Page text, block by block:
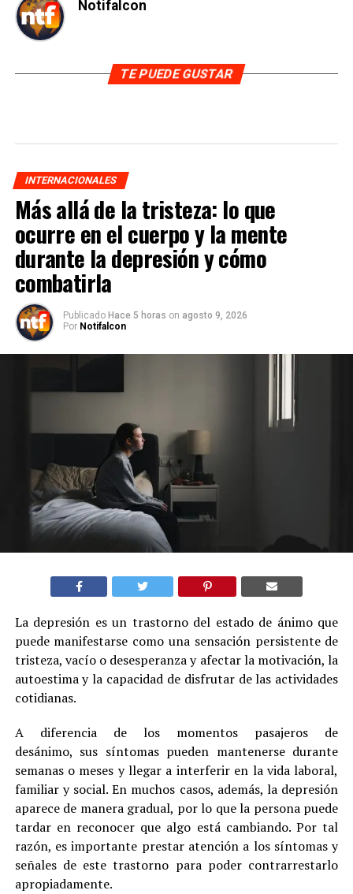
Notifalcon
TE PUEDE GUSTAR
INTERNACIONALES
Más allá de la tristeza: lo que
ocurre en el cuerpo y la mente
durante la depresión y cómo
combatirla
Publicado Hace 5 horas on agosto 9, 2026
Por Notifalcon
La depresión es un trastorno del estado de ánimo que
puede manifestarse como una sensación persistente de
tristeza, vacío o desesperanza y afectar la motivación, la
autoestima y la capacidad de disfrutar de las actividades
cotidianas.
A diferencia de los momentos pasajeros de
desánimo, sus síntomas pueden mantenerse durante
semanas o meses y llegar a interferir en la vida laboral,
familiar y social. En muchos casos, además, la depresión
aparece de manera gradual, por lo que la persona puede
tardar en reconocer que algo está cambiando. Por tal
razón, es importante prestar atención a los síntomas y
señales de este trastorno para poder contrarrestarlo
apropiadamente.